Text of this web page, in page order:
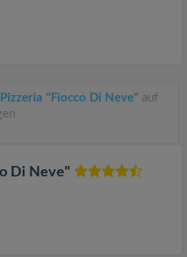
"Fiocco Di Neve" auf
Di Neve"